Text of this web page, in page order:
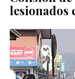
lesionados